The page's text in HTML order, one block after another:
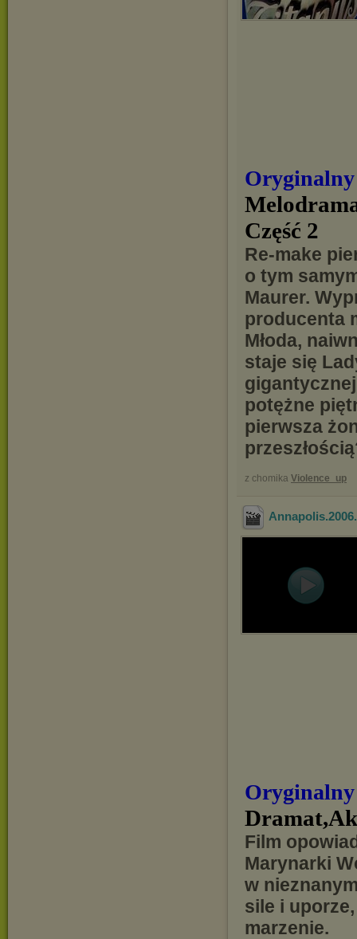
Część 2
Re-make
o tym
Maurer.
producenta
Młoda,
staje się
potężne
pierwsza
z chomika Violence_up
Film
Marynarki
w
sile i
marzenie.